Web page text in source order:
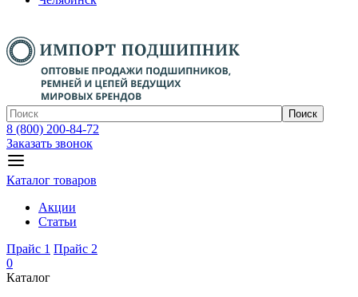
Поиск
8 (800) 200-84-72
Заказать звонок
Каталог товаров
Акции
Статьи
Прайс 1 Прайс 2
0
Каталог